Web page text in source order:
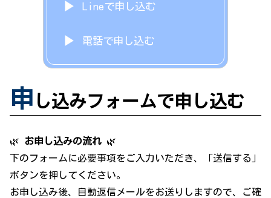
Lineで申し込む
電話で申し込む
申 し込みフォームで申し込む
🌿 お申し込みの流れ 🌿
下のフォームに必要事項をご入力いただき、「送信する」
ボタンを押してください。
お申し込み後、自動返信メールをお送りしますので、ご確